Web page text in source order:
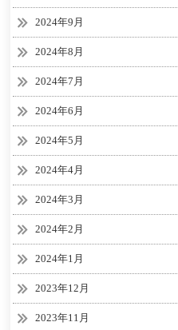
2024年9月
2024年8月
2024年7月
2024年6月
2024年5月
2024年4月
2024年3月
2024年2月
2024年1月
2023年12月
2023年11月